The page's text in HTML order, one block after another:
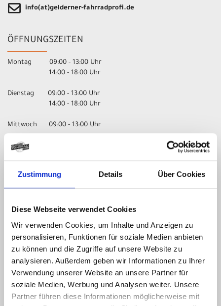
Zustimmung Details Über Cookies
Diese Webseite verwendet Cookies
Wir verwenden Cookies, um Inhalte und Anzeigen zu
personalisieren, Funktionen für soziale Medien anbieten
zu können und die Zugriffe auf unsere Website zu
analysieren. Außerdem geben wir Informationen zu Ihrer
Verwendung unserer Website an unsere Partner für
soziale Medien, Werbung und Analysen weiter. Unsere
Partner führen diese Informationen möglicherweise mit
info(at)gelderner-fahrradprofi.de
ÖFFNUNGSZEITEN
Montag 09:00 - 13:00 Uhr
14:00 - 18:00 Uhr
Dienstag 09:00 - 13:00 Uhr
14:00 - 18:00 Uhr
Mittwoch 09:00 - 13:00 Uhr
Donnerstag 09:00 - 13:00 Uhr
Freitag 09:00 - 13:00 Uhr
14:00 - 18:00 Uhr
Samstag nur nach Vereinbarung!
UNSER UNTERNEHMEN
Kontakt
Impressum
Datenschutz
AGB
Batterieentsorgung